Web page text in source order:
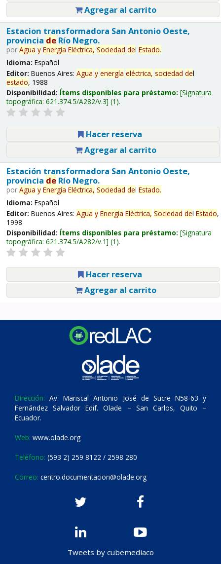
Agregar al carrito
Estacion transformadora San Antonio Oeste,
provincia deRío Negro.
por Agua y Energía Eléctrica, Sociedad del Estado.
Idioma: Español
Editor: Buenos Aires: Agua y energía eléctrica, sociedad del
estado, 1988
Disponibilidad: Ítems disponibles para préstamo: Signatura
topográfica: 621.374.5/A282/v.3 (1).
Hacer reserva
Agregar al carrito
Estación transformadora San Antonio Oeste,
provincia deRío Negro.
por Agua y Energía Eléctrica, Sociedad del Estado.
Idioma: Español
Editor: Buenos Aires: Agua y Energía Eléctrica, Sociedad del Estado,
1998
Disponibilidad: Ítems disponibles para préstamo: Signatura
topográfica: 621.374.5/A282/v.1 (1).
Hacer reserva
Agregar al carrito
Dirección: Av. Mariscal Antonio José de Sucre N58-63 y
Fernández Salvador Edif. Olade – San Carlos, Quito –
Ecuador.
Web: www.olade.org
Teléfono: (593 2) 259 8122 / 2598 280
Correo: centro.documentacion@olade.org
Tweets by cubemediaco